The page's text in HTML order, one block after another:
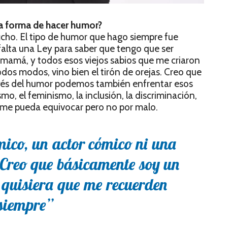
forma de hacer humor?
El tipo de humor que hago siempre fue
una Ley para saber que tengo que ser
y todos esos viejos sabios que me criaron
modos, vino bien el tirón de orejas. Creo que
del humor podemos también enfrentar esos
el feminismo, la inclusión, la discriminación,
pueda equivocar pero no por malo.
un actor cómico ni una
que básicamente soy un
que me recuerden